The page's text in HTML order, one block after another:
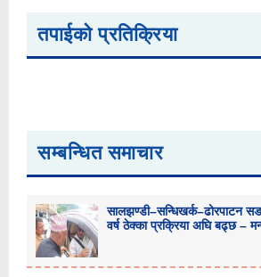
तपाईको प्रतिक्रिया
सम्बन्धित समाचार
सालझण्डी–सन्धिखर्क–ढोरपाटन
वर्ष ठेक्का प्रक्रिया अघि बढ्छ –